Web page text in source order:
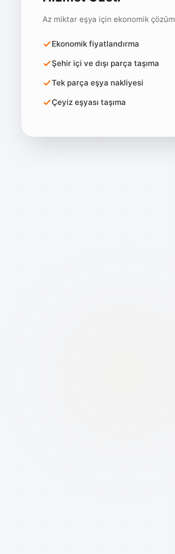
Az miktar eşya için ekonomik çözüm
Ekonomik fiyatlandırma
Şehir içi ve dışı parça taşıma
Tek parça eşya nakliyesi
Çeyiz eşyası taşıma